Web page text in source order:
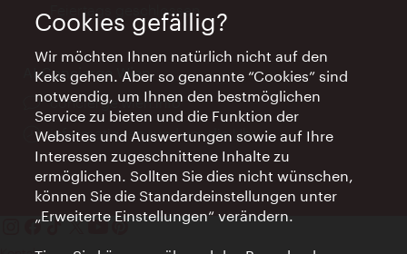
Feiertags geschlossen
AI Concierge Wien
Ort:
concierge.wien.info
Öffnungszeiten:
Informationen rund um die Uhr
Cookies gefällig?
Wir möchten Ihnen natürlich nicht auf den
Keks gehen. Aber so genannte “Cookies” sind
notwendig, um Ihnen den bestmöglichen
Service zu bieten und die Funktion der
Websites und Auswertungen sowie auf Ihre
Interessen zugeschnittene Inhalte zu
ermöglichen. Sollten Sie dies nicht wünschen,
können Sie die Standardeinstellungen unter
„Erweiterte Einstellungen“ verändern.